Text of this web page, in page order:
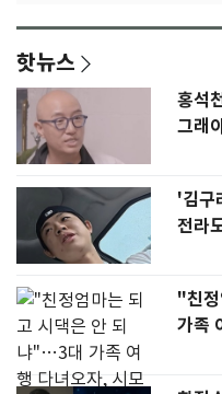
핫뉴스
홍석
그래
'김구
전라
"친
가족